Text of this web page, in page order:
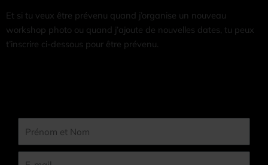
Et si tu veux être prévenu quand j’organise un nouveau
workshop photo ou quand j’ajoute de nouvelles dates, tu peux
t’inscrire ci-dessous pour être prévenu.
Nom